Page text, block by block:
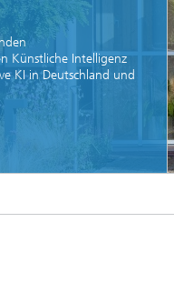
KI für Vertrieb und
KI-Qualifizierung & -
Nachhaltigkeit
Resilienz
Künstliche Intelligenz
KI in Deutschland und